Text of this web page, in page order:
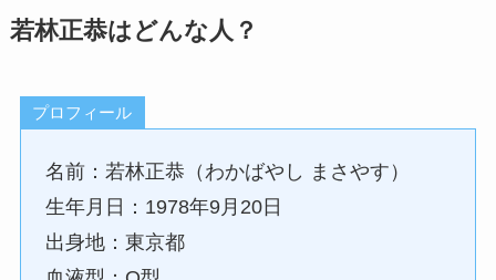
若林正恭はどんな人？
プロフィール
名前：若林正恭（わかばやし まさやす）
生年月日：1978年9月20日
出身地：東京都